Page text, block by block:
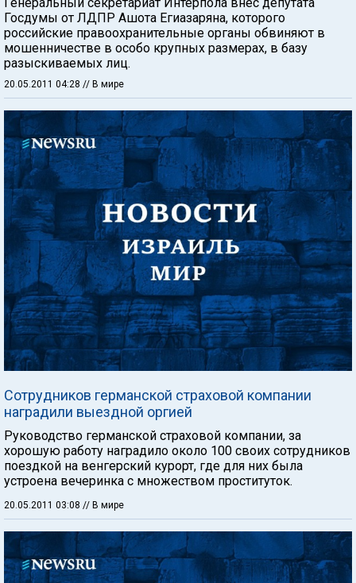
Госдумы от ЛДПР Ашота Егиазаряна, которого
российские правоохранительные органы обвиняют в
мошенничестве в особо крупных размерах, в базу
разыскиваемых лиц.
20.05.2011 04:28 // В мире
Сотрудников германской страховой компании
наградили выездной оргией
Руководство германской страховой компании, за
хорошую работу наградило около 100 своих сотрудников
поездкой на венгерский курорт, где для них была
устроена вечеринка с множеством проституток.
20.05.2011 03:08 // В мире